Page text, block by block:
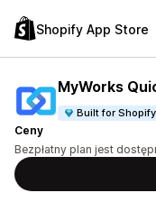
Shopify App Store
MyWorks
Built for Shopify
Ceny
Bezpłatny plan jest